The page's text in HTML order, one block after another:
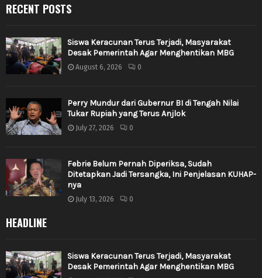
RECENT POSTS
Siswa Keracunan Terus Terjadi, Masyarakat
Desak Pemerintah Agar Menghentikan MBG
August 6, 2026 0
Perry Mundur dari Gubernur BI di Tengah Nilai
Tukar Rupiah yang Terus Anjlok
July 27, 2026 0
Febrie Belum Pernah Diperiksa, Sudah
Ditetapkan Jadi Tersangka, Ini Penjelasan KUHAP-
nya
July 13, 2026 0
HEADLINE
Siswa Keracunan Terus Terjadi, Masyarakat
Desak Pemerintah Agar Menghentikan MBG